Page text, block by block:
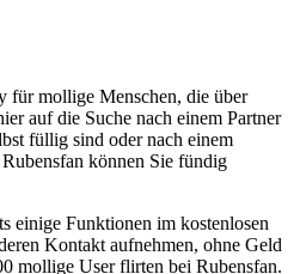
für mollige Menschen, die über
auf die Suche nach einem Partner
füllig sind oder nach einem
können Sie fündig
einige Funktionen im kostenlosen
Kontakt aufnehmen, ohne Geld
mollige User flirten bei Rubensfan.